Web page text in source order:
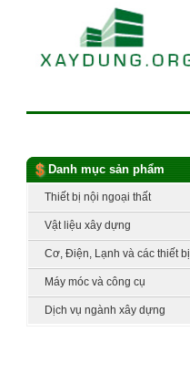
Danh mục sản phẩm
Thiết bị nội ngoại thất
Vật liệu xây dựng
Cơ, Điện, Lạnh và các thiết bị
công nghệ
Máy móc và công cụ
Dịch vụ ngành xây dựng